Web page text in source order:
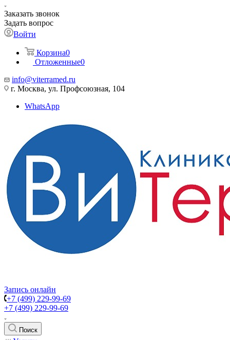
Заказать звонок
Задать вопрос
Войти
Корзина0
Отложенные0
info@viterramed.ru
г. Москва, ул. Профсоюзная, 104
WhatsApp
Запись онлайн
+7 (499) 229-99-69
+7 (499) 229-99-69
Поиск